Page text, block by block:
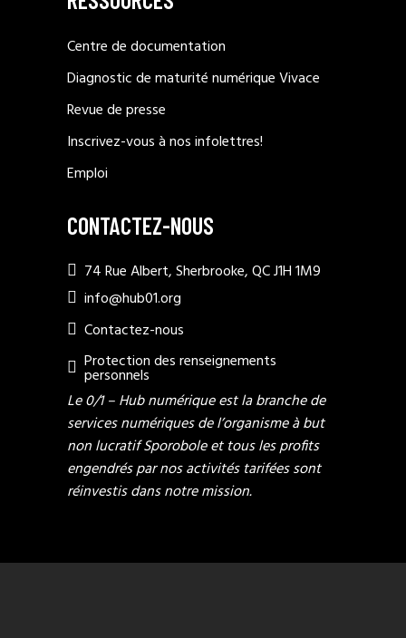
Centre de documentation
Diagnostic de maturité numérique Vivace
Revue de presse
Inscrivez-vous à nos infolettres!
Emploi
CONTACTEZ-NOUS
74 Rue Albert, Sherbrooke, QC J1H 1M9
info@hub01.org
Contactez-nous
Protection des renseignements
personnels
Le 0/1 – Hub numérique est la branche de
services numériques de l’organisme à but
non lucratif Sporobole et tous les profits
engendrés par nos activités tarifées sont
réinvestis dans notre mission.